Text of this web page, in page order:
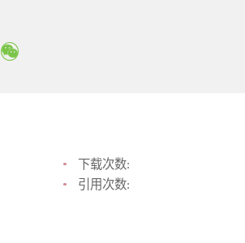
下载次数:
引用次数: